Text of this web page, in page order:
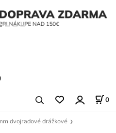
0
dvojradové drážkové